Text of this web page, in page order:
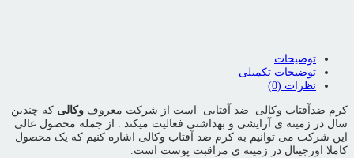
توضیحات
توضیحات تکمیلی
نظرات (0)
کرم ضدآفتاب وکالی ضد آفتابی است از شرکت معروف وکالی که چندین
سال در زمینه ی آرایشی و بهداشتی فعالیت میکند . از جمله محصول عالی
این شرکت می توانیم به کرم ضد آفتاب وکالی اشاره کنیم که یک محصول
کاملا اورجینال در زمینه ی مراقبت پوست است.